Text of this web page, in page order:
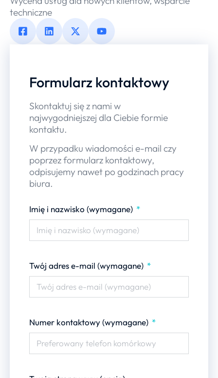
techniczne
Formularz kontaktowy
Skontaktuj się z nami w
najwygodniejszej dla Ciebie formie
kontaktu.
W przypadku wiadomości e-mail czy
poprzez formularz kontaktowy,
odpisujemy nawet po godzinach pracy
biura.
Imię i nazwisko (wymagane)
Twój adres e-mail (wymagane)
Numer kontaktowy (wymagane)